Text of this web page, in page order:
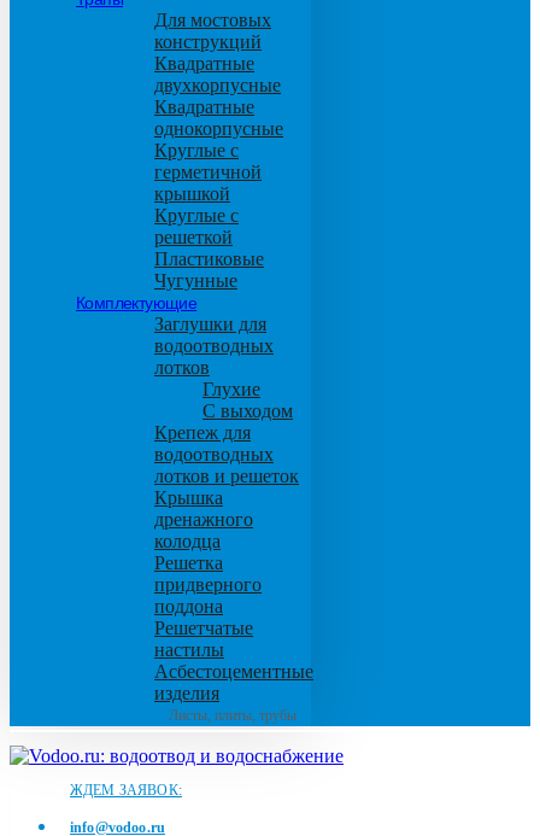
Для мостовых
конструкций
Квадратные
двухкорпусные
Квадратные
однокорпусные
Круглые с
герметичной
крышкой
Круглые с
решеткой
Пластиковые
Чугунные
Комплектующие
Заглушки для
водоотводных
лотков
Глухие
С выходом
Крепеж для
водоотводных
лотков и решеток
Крышка
дренажного
колодца
Решетка
придверного
поддона
Решетчатые
настилы
Асбестоцементные
изделия
Листы, плиты, трубы
ЖДЕМ ЗАЯВОК:
info@vodoo.ru